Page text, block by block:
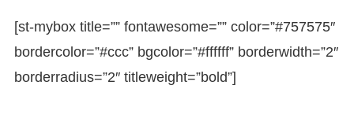
[st-mybox title=”” fontawesome=”” color=”#757575″
bordercolor=”#ccc” bgcolor=”#ffffff” borderwidth=”2″
borderradius=”2″ titleweight=”bold”]